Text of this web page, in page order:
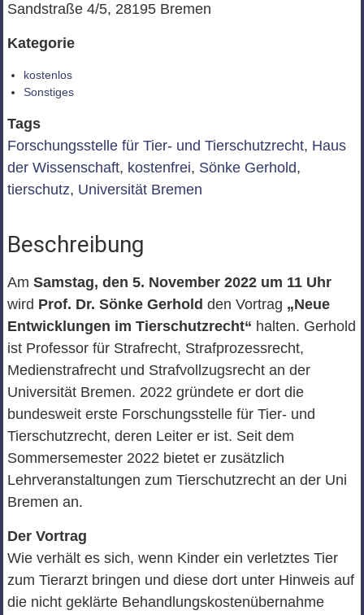
Sandstraße 4/5, 28195 Bremen
Kategorie
kostenlos
Sonstiges
Tags
Forschungsstelle für Tier- und Tierschutzrecht, Haus
der Wissenschaft, kostenfrei, Sönke Gerhold,
tierschutz, Universität Bremen
Beschreibung
Am Samstag, den 5. November 2022 um 11 Uhr
wird Prof. Dr. Sönke Gerhold den Vortrag „Neue
Entwicklungen im Tierschutzrecht“ halten. Gerhold
ist Professor für Strafrecht, Strafprozessrecht,
Medienstrafrecht und Strafvollzugsrecht an der
Universität Bremen. 2022 gründete er dort die
bundesweit erste Forschungsstelle für Tier- und
Tierschutzrecht, deren Leiter er ist. Seit dem
Sommersemester 2022 bietet er zusätzlich
Lehrveranstaltungen zum Tierschutzrecht an der Uni
Bremen an.
Der Vortrag
Wie verhält es sich, wenn Kinder ein verletztes Tier
zum Tierarzt bringen und diese dort unter Hinweis auf
die nicht geklärte Behandlungskostenübernahme